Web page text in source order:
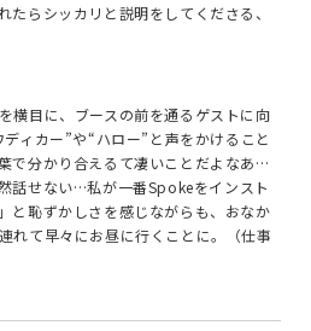
たらシッカリと説明をしてくださる、
横目に、ブースの前を通るゲストに向
ィカー”や“ハロー”と声をかけること
で分かり合えるて凄いことだよなあ…
話せない…私が一番Spokeをインスト
と恥ずかしさを感じながらも、おなか
れて早々にお昼に行くことに。（仕事